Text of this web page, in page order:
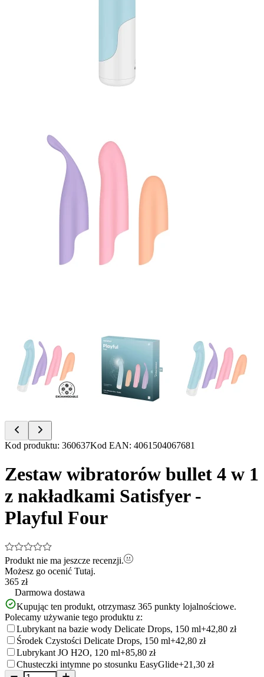
Item
of
5
Kod produktu: 360637Kod EAN: 4061504067681
Zestaw wibratorów bullet 4 w 1
z nakładkami Satisfyer -
Playful Four
Produkt nie ma jeszcze recenzji.
Możesz go ocenić Tutaj.
365 zł
Darmowa dostawa
Kupując ten produkt, otrzymasz 365 punkty lojalnościowe.
Polecamy używanie tego produktu z:
Lubrykant na bazie wody Delicate Drops, 150 ml+42,80 zł
Środek Czystości Delicate Drops, 150 ml+42,80 zł
Lubrykant JO H2O, 120 ml+85,80 zł
Chusteczki intymne po stosunku EasyGlide+21,30 zł